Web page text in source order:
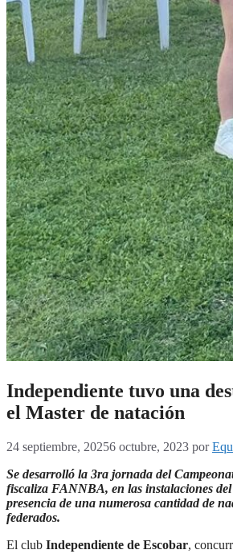
Independiente tuvo una
el Master de natación
24 septiembre, 20256 octubre, 2023 por
Se desarrolló la 3ra jornada del
fiscaliza FANNBA, en las instalaciones
presencia de una numerosa cantidad de
federados.
El club Independiente de Escobar,